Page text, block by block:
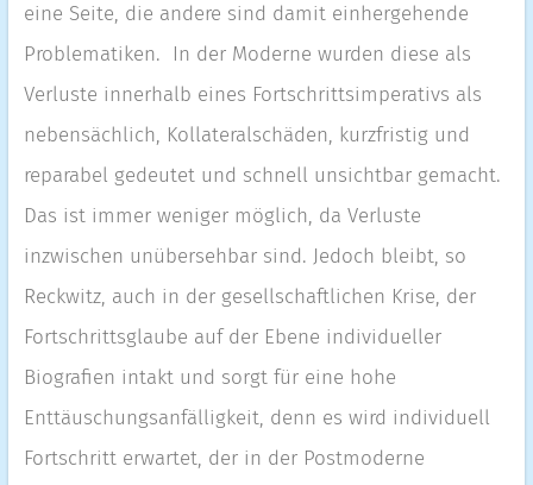
eine Seite, die andere sind damit einhergehende
Problematiken. In der Moderne wurden diese als
Verluste innerhalb eines Fortschrittsimperativs als
nebensächlich, Kollateralschäden, kurzfristig und
reparabel gedeutet und schnell unsichtbar gemacht.
Das ist immer weniger möglich, da Verluste
inzwischen unübersehbar sind. Jedoch bleibt, so
Reckwitz, auch in der gesellschaftlichen Krise, der
Fortschrittsglaube auf der Ebene individueller
Biografien intakt und sorgt für eine hohe
Enttäuschungsanfälligkeit, denn es wird individuell
Fortschritt erwartet, der in der Postmoderne